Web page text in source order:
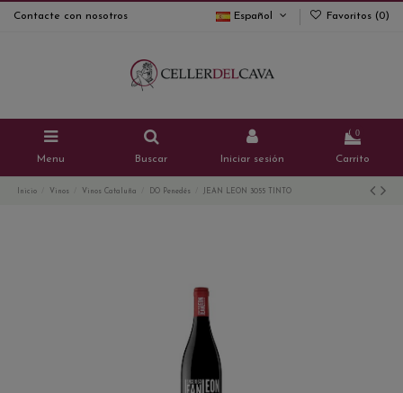
Contacte con nosotros Español Favoritos (0)
Menu Buscar Iniciar sesión
0
Carrito
Inicio Vinos Vinos Cataluña DO Penedés JEAN LEON 3055 TINTO